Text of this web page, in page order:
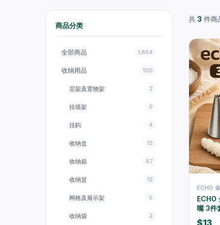
商品分类
全部商品 1,854
收纳用品 100
层架及置物架 2
挂墙架 0
挂鈎 4
收纳盒 12
收纳箱 67
收纳篮 12
网格及展示架 0
收纳袋 2
共 3 件商
ECHO
ECHO
嘴 3件
$13